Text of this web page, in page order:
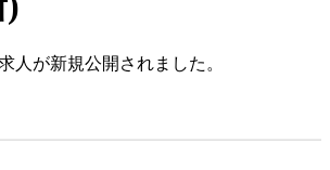
人が新規公開されました。